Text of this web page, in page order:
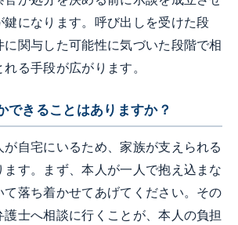
鍵になります。呼び出しを受けた段
に関与した可能性に気づいた段階で相
る手段が広がります。
できることはありますか？
自宅にいるため、家族が支えられる
ます。まず、本人が一人で抱え込まな
て落ち着かせてあげてください。その
護士へ相談に行くことが、本人の負担